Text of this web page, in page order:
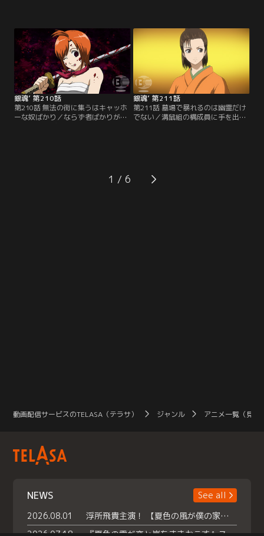
しまい、全蔵の計画は台無しに！一
足先に屋敷に戻り、居眠りをこく神
楽と定春の元に第一の刺客、寝込み
専門の殺し屋の魔の手が忍び寄
る…。果たして最強の仕置き人VS必
殺万事屋の戦いの行方はいかに！
【提供：バンダイチャンネル】
が経とうとしていた。だが油断する
ことなかれ、「いつまでもあると思
うな親とアニメ銀魂」前回のシリー
ズの反省を決して忘れてはいけな
い。【提供：バンダイチャンネル】
銀魂’ 第210話
第210話 無法の街に集うはキャッホ
ーな奴ばかり／ならず者ばかりが集
君臨し他の勢力に対抗できる理
由…。それはかぶき町最強の男が側
銀魂’ 第211話
第211話 墓場で暴れるのは幽霊だけ
でない／溝鼠組の構成員に手を出し
既に動き出していた。最初に狙われ
たのは次郎長が最も忌み嫌う人物、
1
動画配信サービスのTELASA（テラサ） ジャンル アニメ一覧（見放
NEWS
See all
2026.08.01
浮所飛貴主演！ 【夏色の風が僕の家にやってきた】 本日よりテラサで独占配信スタート！